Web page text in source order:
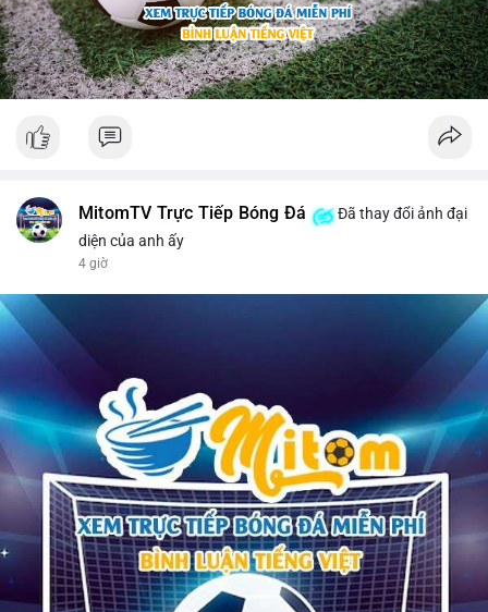
MitomTV Trực Tiếp Bóng Đá
Đã thay đổi ảnh đại
diện của anh ấy
4 giờ